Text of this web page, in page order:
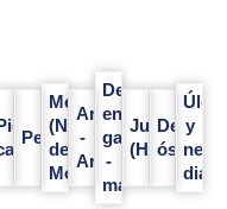
Periostitis
Metatarsalgias
(Neuroma
de
Morton)
Artosis
-
Artitis
Dedo
en
garra
-
martillo
Juanetes
(HAV)óseas
y